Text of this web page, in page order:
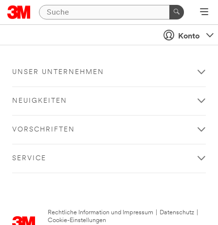
Konto
UNSER UNTERNEHMEN
NEUIGKEITEN
VORSCHRIFTEN
SERVICE
Rechtliche Information und Impressum Datenschutz
Cookie-Einstellungen